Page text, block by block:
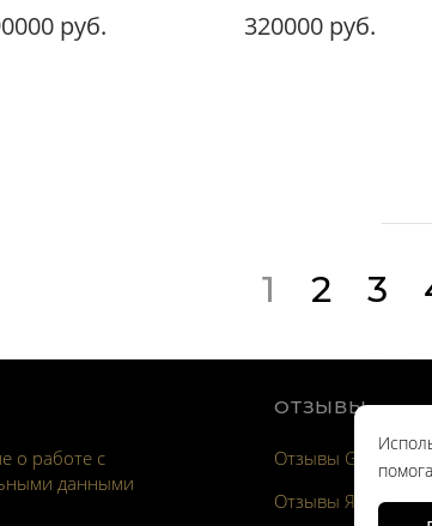
руб. 320000 руб.
1 2 3
о работе с
данными
ОТЗЫВЫ
Отзывы Google
Отзывы Яndex